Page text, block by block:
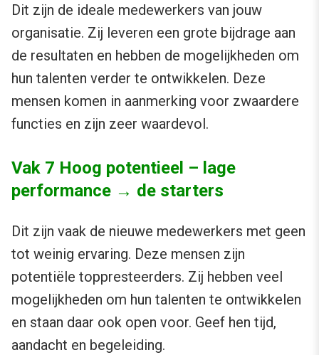
Dit zijn de ideale medewerkers van jouw
organisatie. Zij leveren een grote bijdrage aan
de resultaten en hebben de mogelijkheden om
hun talenten verder te ontwikkelen. Deze
mensen komen in aanmerking voor zwaardere
functies en zijn zeer waardevol.
Vak 7 Hoog potentieel – lage
performance → de starters
Dit zijn vaak de nieuwe medewerkers met geen
tot weinig ervaring. Deze mensen zijn
potentiële toppresteerders. Zij hebben veel
mogelijkheden om hun talenten te ontwikkelen
en staan daar ook open voor. Geef hen tijd,
aandacht en begeleiding.